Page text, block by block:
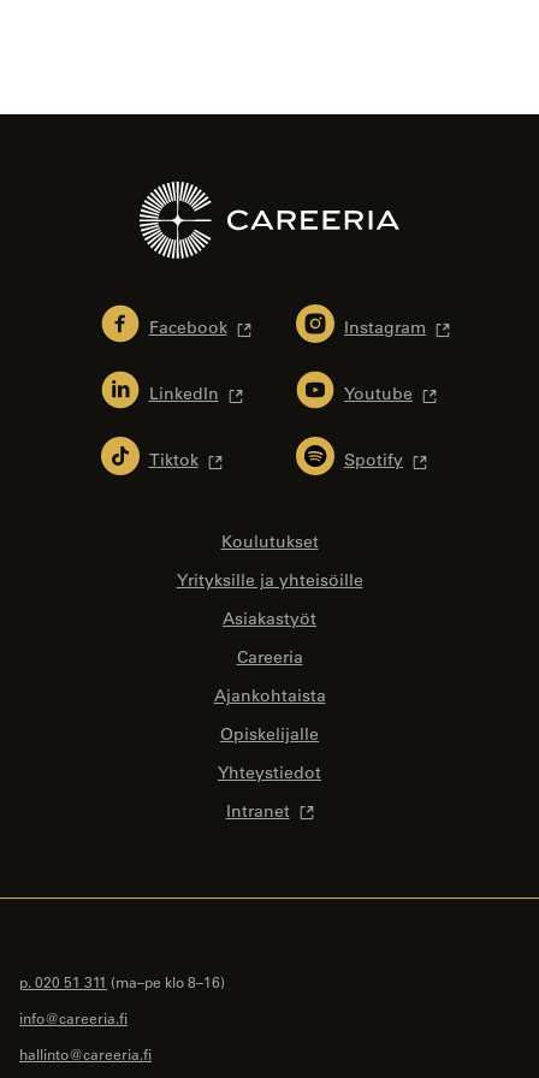
Facebook Instagram
LinkedIn Youtube
Tiktok Spotify
Koulutukset
Yrityksille ja yhteisöille
Asiakastyöt
Careeria
Ajankohtaista
Opiskelijalle
Yhteystiedot
Intranet
p. 020 51 311 (ma–pe klo 8–16)
info@careeria.fi
hallinto@careeria.fi